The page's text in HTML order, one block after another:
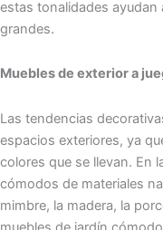
estas tonalidades ayudan
grandes.
Muebles de exterior a
Las tendencias
espacios exteriores, ya
colores que se llevan. En
cómodos de materiales
mimbre, la madera, la